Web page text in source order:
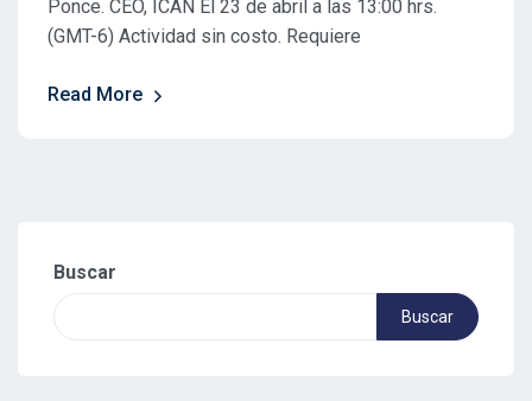
Ponce. CEO, ICAN El 23 de abril a las 13:00 hrs.
(GMT-6) Actividad sin costo. Requiere
Read More
Buscar
Buscar